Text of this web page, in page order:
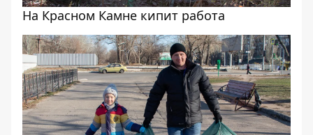
На Красном Камне кипит работа